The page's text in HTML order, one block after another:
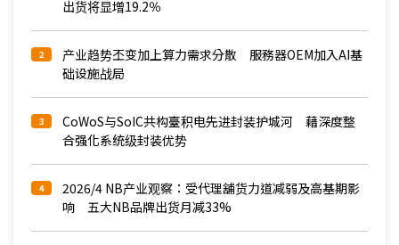
出货将显增19.2％
2
产业趋势丕变加上算力需求分散 服務器OEM加入AI基
础设施战局
3
CoWoS与SoIC共构臺积电先进封装护城河 藉深度整
合强化系统级封装优势
4
2026/4 NB产业观察：受代理舖货力道减弱及高基期影
响 五大NB品牌出货月减33%